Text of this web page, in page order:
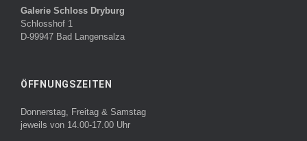
Galerie Schloss Dryburg
Schlosshof 1
D-99947 Bad Langensalza
ÖFFNUNGSZEITEN
Donnerstag, Freitag & Samstag
jeweils von 14.00-17.00 Uhr